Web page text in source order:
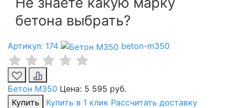
бетона выбрать?
Артикул: 174 beton-m350
Бетон М350 Цена: 5 595 руб.
Купить
Купить в 1 клик Рассчитать доставку